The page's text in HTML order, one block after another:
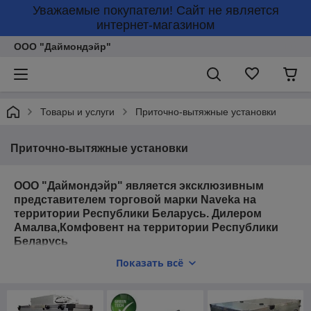
Уважаемые покупатели! Сайт не является
интернет-магазином
ООО "Даймондэйр"
Товары и услуги Приточно-вытяжные установки
Приточно-вытяжные установки
ООО "Даймондэйр" является эксклюзивным
представителем торговой марки Naveka на
территории Республики Беларусь. Дилером
Амалва,Комфовент на территории Республики
Беларусь
Приточно-вытяжные установки работают на проветривание и
воздуха из помещения. Грамотное расположение заборных
решеток в приточно-вытяжной установке, позволяет
Показать всё